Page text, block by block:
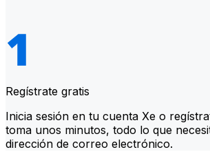
Regístrate gratis
Inicia sesión en tu cuenta Xe o
toma unos minutos, todo lo que
dirección de correo electrónico.